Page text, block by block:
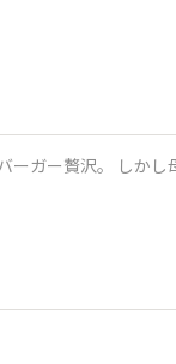
ーガー贅沢。 しかし